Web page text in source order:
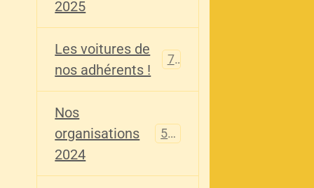
2025
Les voitures de
nos adhérents !
73
Nos
organisations
2024
587